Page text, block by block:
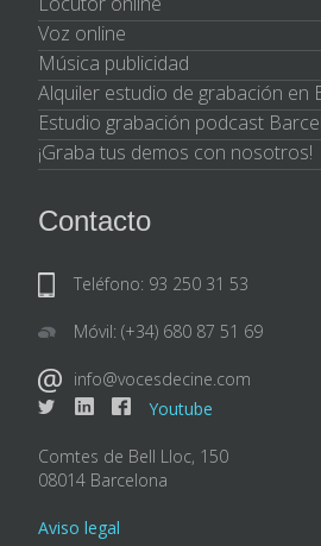
Voz online
Música publicidad
Alquiler estudio de grabación en
Estudio grabación podcast
¡Graba tus demos con nosotros!
Contacto
Teléfono: 93 250 31 53
Móvil: (+34) 680 87 51 69
info@vocesdecine.com
Youtube
Comtes de Bell Lloc, 150
08014 Barcelona
Aviso legal